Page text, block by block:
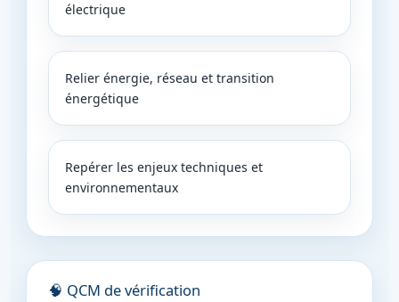
électrique
Relier énergie, réseau et transition
énergétique
Repérer les enjeux techniques et
environnementaux
🧠 QCM de vérification